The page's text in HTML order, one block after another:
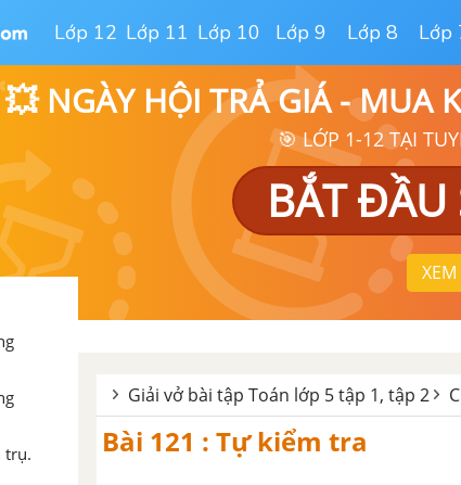
Lớp 12 Lớp 11 Lớp 10 Lớp 9 Lớp 8 Lớp
💥 NGÀY HỘI TRẢ GIÁ - MUA
🎯 LỚP 1-12 TẠI
BẮT ĐẦU
chữ
trụ.
Giải vở bài tập Toán lớp 5 tập 1, tập 2
Bài 121 : Tự kiểm tra